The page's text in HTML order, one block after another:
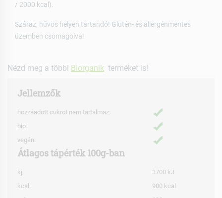
/ 2000 kcal).
Száraz, hűvös helyen tartandó! Glutén- és allergénmentes
üzemben csomagolva!
Nézd meg a többi Biorganik terméket is!
Jellemzők
hozzáadott cukrot nem tartalmaz:
bio:
vegán:
Átlagos tápérték 100g-ban
kj:
3700 kJ
kcal:
900 kcal